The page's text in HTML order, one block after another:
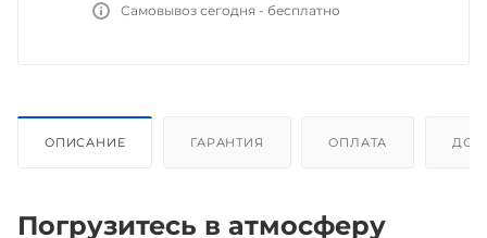
Самовывоз сегодня - бесплатно
ОПИСАНИЕ ГАРАНТИЯ ОПЛАТА
Погрузитесь в атмосферу